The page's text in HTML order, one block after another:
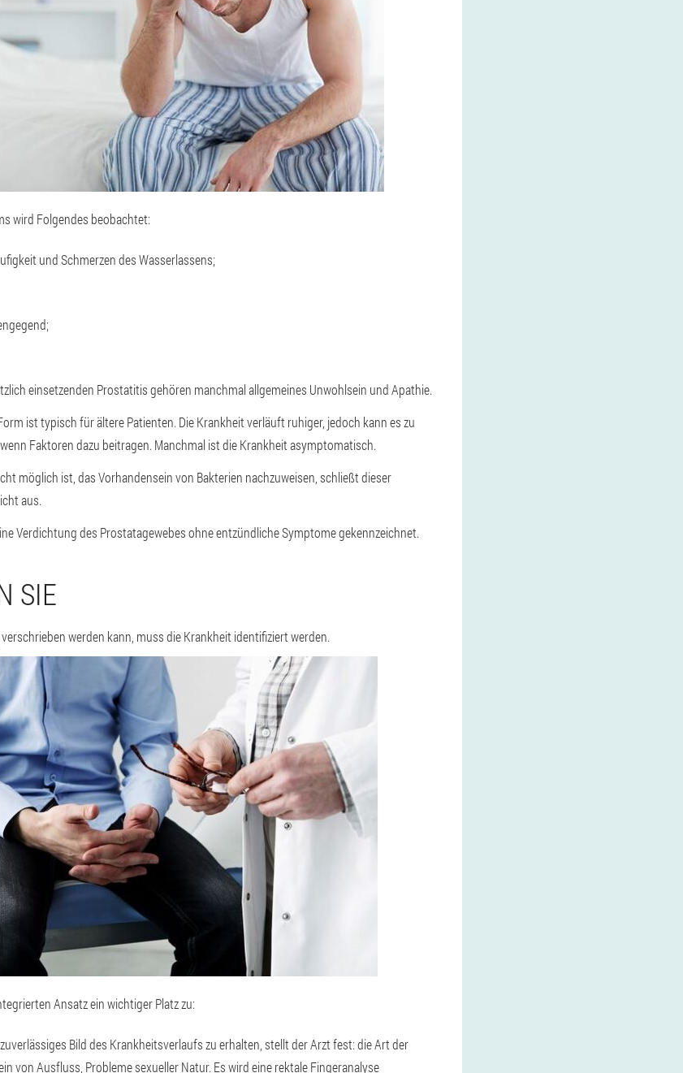
wird Folgendes beobachtet:
und Schmerzen des Wasserlassens;
einsetzenden Prostatitis gehören manchmal allgemeines Unwohlsein und Apathie.
ist typisch für ältere Patienten. Die Krankheit verläuft ruhiger, jedoch kann es zu
Faktoren dazu beitragen. Manchmal ist die Krankheit asymptomatisch.
möglich ist, das Vorhandensein von Bakterien nachzuweisen, schließt dieser
aus.
Verdichtung des Prostatagewebes ohne entzündliche Symptome gekennzeichnet.
SIE
werden kann, muss die Krankheit identifiziert werden.
Ansatz ein wichtiger Platz zu:
Bild des Krankheitsverlaufs zu erhalten, stellt der Arzt fest: die Art der
von Ausfluss, Probleme sexueller Natur. Es wird eine rektale Fingeranalyse